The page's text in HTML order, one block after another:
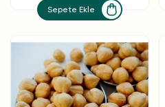
Sepete Ekle